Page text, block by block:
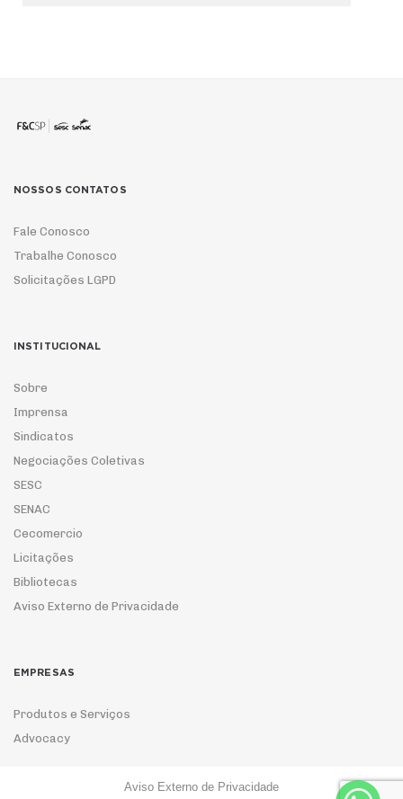
NOSSOS CONTATOS
Fale Conosco
Trabalhe Conosco
Solicitações LGPD
INSTITUCIONAL
Sobre
Imprensa
Sindicatos
Negociações Coletivas
SESC
SENAC
Cecomercio
Licitações
Bibliotecas
Aviso Externo de Privacidade
EMPRESAS
Produtos e Serviços
Advocacy
Aviso Externo de Privacidade